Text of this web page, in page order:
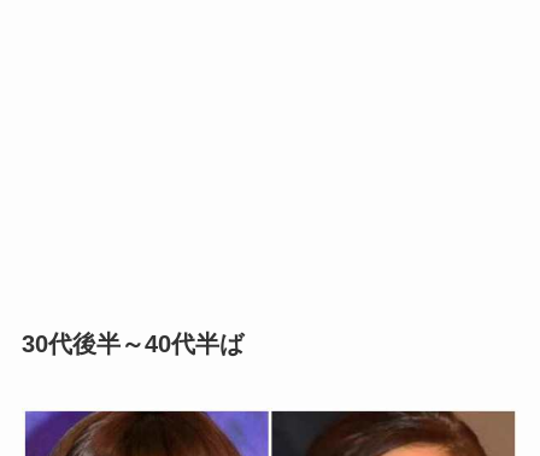
30代後半～40代半ば